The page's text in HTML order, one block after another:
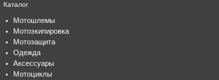
Каталог
Мотошлемы
Мотоэкипировка
Мотозащита
Одежда
Аксессуары
Мотоциклы